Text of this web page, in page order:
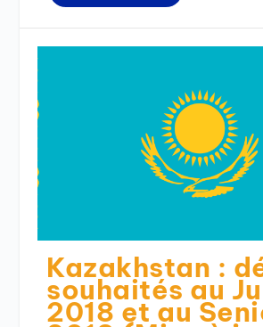
Kazakhstan :
souhaités au
2018 et au